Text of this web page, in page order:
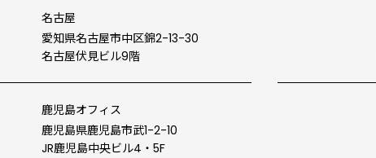
名古屋
愛知県名古屋市中区錦2-13-30
名古屋伏見ビル9階
鹿児島オフィス
鹿児島県鹿児島市武1-2-10
JR鹿児島中央ビル4・5F